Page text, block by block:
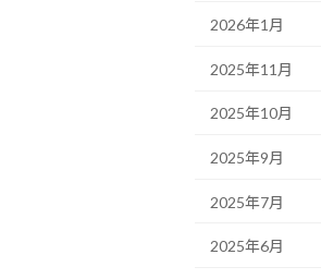
2026年1月
2025年11月
2025年10月
2025年9月
2025年7月
2025年6月